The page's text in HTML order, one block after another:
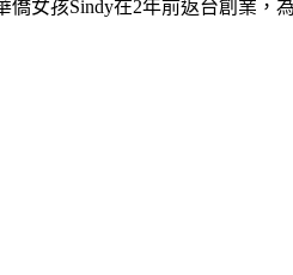
女孩Sindy在2年前返台創業